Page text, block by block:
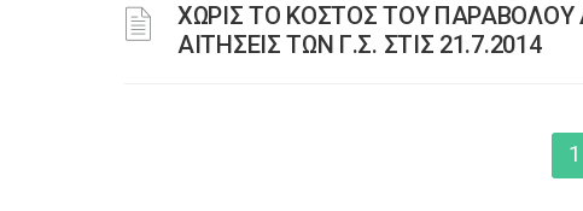
ΧΩΡΙΣ ΤΟ ΚΟΣΤΟΣ ΤΟΥ ΠΑΡΑΒΟΛΟΥ
ΑΙΤΗΣΕΙΣ ΤΩΝ Γ.Σ. ΣΤΙΣ 21.7.2014
1